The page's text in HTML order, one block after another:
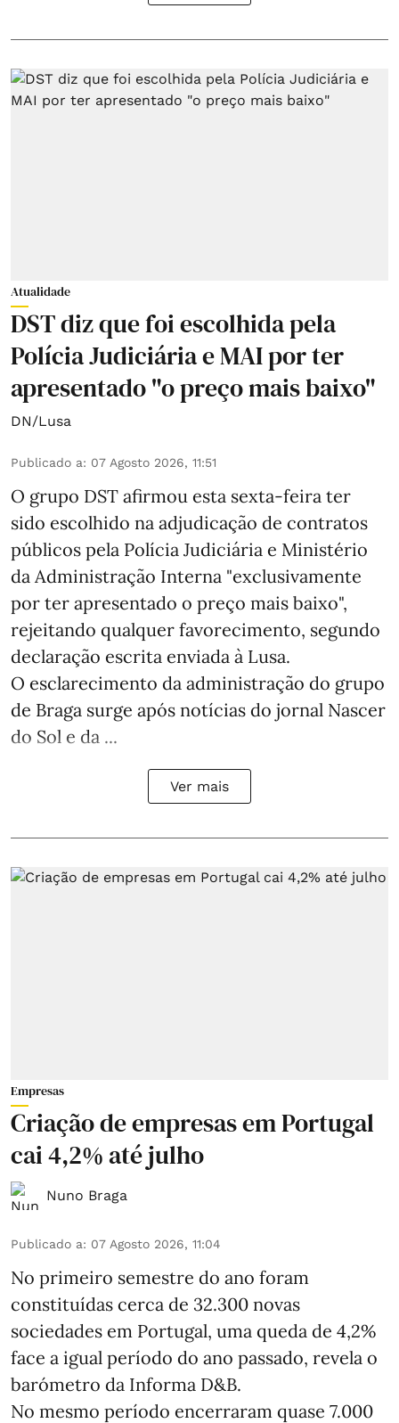
Atualidade
DST diz que foi escolhida pela
Polícia Judiciária e MAI por ter
apresentado "o preço mais baixo"
DN/Lusa
Publicado a: 07 Agosto 2026, 11:51
O grupo DST afirmou esta sexta-feira ter
sido escolhido na adjudicação de contratos
públicos pela Polícia Judiciária e Ministério
da Administração Interna "exclusivamente
por ter apresentado o preço mais baixo",
rejeitando qualquer favorecimento, segundo
declaração escrita enviada à Lusa.
O esclarecimento da administração do grupo
de Braga surge após notícias do jornal Nascer
do Sol e da ...
Ver mais
Empresas
Criação de empresas em Portugal
cai 4,2% até julho
Nuno Braga
Publicado a: 07 Agosto 2026, 11:04
No primeiro semestre do ano foram
constituídas cerca de 32.300 novas
sociedades em Portugal, uma queda de 4,2%
face a igual período do ano passado, revela o
barómetro da Informa D&B.
No mesmo período encerraram quase 7.000